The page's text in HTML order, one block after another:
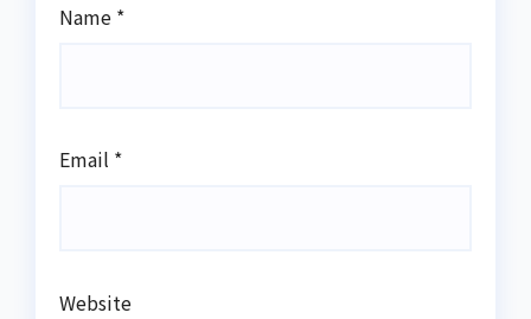
Name *
Email *
Website